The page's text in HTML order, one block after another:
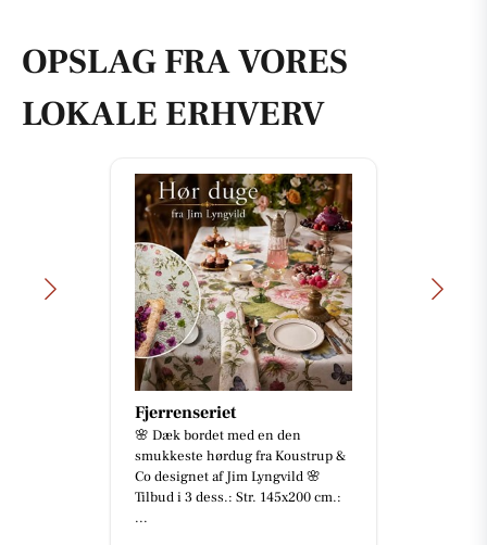
OPSLAG FRA VORES
LOKALE ERHVERV
Fjerrenseriet
🌸 Dæk bordet med en den
smukkeste hørdug fra Koustrup &
Co designet af Jim Lyngvild 🌸
Tilbud i 3 dess.: Str. 145x200 cm.:
...